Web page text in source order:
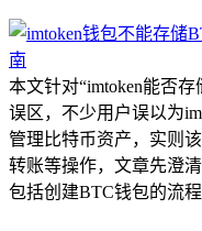
本文针对“imtoken能否
误区，不少用户误以为
管理比特币资产，实则
转账等操作，文章先澄
包括创建BTC钱包的流